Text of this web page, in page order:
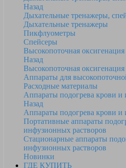
Назад
Дыхательные тренажеры,
Дыхательные тренажеры
Пикфлуометры
Спейсеры
Высокопоточная оксигенация
Назад
Высокопоточная оксигенация
Аппараты для
Расходные материалы
Аппараты подогрева крови и
Назад
Аппараты подогрева крови и
Портативные аппараты
инфузионных растворов
Стационарные аппараты
инфузионных растворов
Новинки
ГДЕ КУПИТЬ